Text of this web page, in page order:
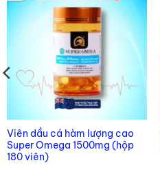
Viên dầu cá hàm lượng cao
Super Omega 1500mg (hộp
180 viên)